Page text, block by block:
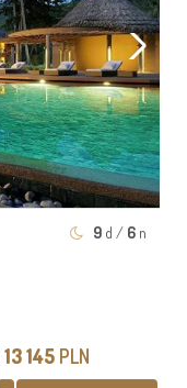
9 d / 6 n
13 145 PLN